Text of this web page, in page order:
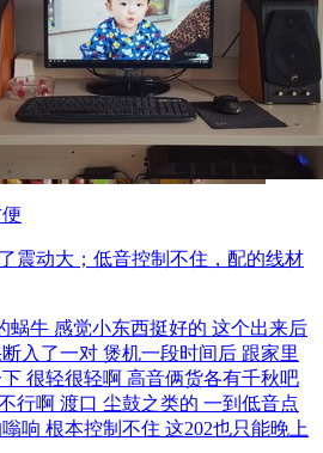
震动大；低音控制不住，配的线材
蜗牛 感觉小东西挺好的 这个出来后
入了一对 煲机一段时间后 跟家里
很轻很轻啊 高音俩货各有千秋吧
行啊 渡口 尘鼓之类的 一到低音点
响 根本控制不住 这202也只能晚上